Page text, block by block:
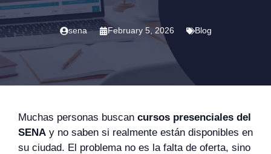
sena February 5, 2026 Blog
Muchas personas buscan cursos presenciales del
SENA y no saben si realmente están disponibles en
su ciudad. El problema no es la falta de oferta, sino